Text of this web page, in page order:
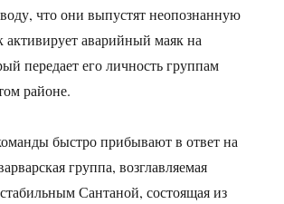
что они выпустят неопознанную
активирует аварийный маяк на
передает его личность группам
районе.
быстро прибывают в ответ на
группа, возглавляемая
Сантаной, состоящая из